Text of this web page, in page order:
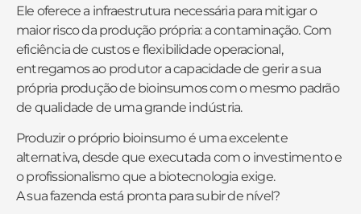
Ele oferece a infraestrutura necessária para mitigar o
maior risco da produção própria: a contaminação. Com
eficiência de custos e flexibilidade operacional,
entregamos ao produtor a capacidade de gerir a sua
própria produção de bioinsumos com o mesmo padrão
de qualidade de uma grande indústria.
Produzir o próprio bioinsumo é uma excelente
alternativa, desde que executada com o investimento e
o profissionalismo que a biotecnologia exige.
A sua fazenda está pronta para subir de nível?